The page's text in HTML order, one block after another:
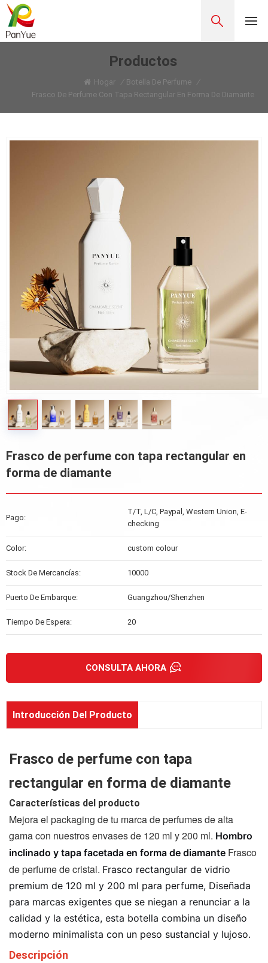
Productos
Hogar / Botella De Perfume
/
Frasco De Perfume Con Tapa Rectangular En Forma De Diamante
Frasco de perfume con tapa rectangular en
forma de diamante
Pago:
T/T, L/C, Paypal, Western Union, E-
checking
Color: custom colour
Stock De Mercancías: 10000
Puerto De Embarque: Guangzhou/Shenzhen
Tiempo De Espera: 20
CONSULTA AHORA
Introducción Del Producto
Frasco de perfume con tapa
rectangular en forma de diamante
Características del producto
Mejora el packaging de tu marca de perfumes de alta
gama con nuestros envases de 120 ml y 200 ml. Hombro
inclinado y tapa facetada en forma de diamante Frasco
de perfume de cristal. Frasco rectangular de vidrio
premium de 120 ml y 200 ml para perfume, Diseñada
para marcas exigentes que se niegan a renunciar a la
calidad y la estética, esta botella combina un diseño
moderno minimalista con un peso sustancial y lujoso.
Descripción